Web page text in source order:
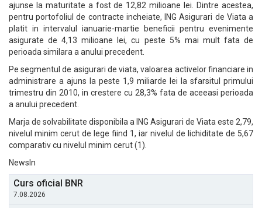
ajunse la maturitate a fost de 12,82 milioane lei. Dintre acestea,
pentru portofoliul de contracte incheiate, ING Asigurari de Viata a
platit in intervalul ianuarie-martie beneficii pentru evenimente
asigurate de 4,13 milioane lei, cu peste 5% mai mult fata de
perioada similara a anului precedent.
Pe segmentul de asigurari de viata, valoarea activelor financiare in
administrare a ajuns la peste 1,9 miliarde lei la sfarsitul primului
trimestru din 2010, in crestere cu 28,3% fata de aceeasi perioada
a anului precedent.
Marja de solvabilitate disponibila a ING Asigurari de Viata este 2,79,
nivelul minim cerut de lege fiind 1, iar nivelul de lichiditate de 5,67
comparativ cu nivelul minim cerut (1).
NewsIn
Curs oficial BNR
7.08.2026